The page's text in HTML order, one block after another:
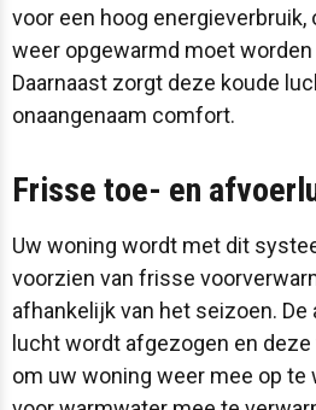
voor een hoog
weer opgewarmd moet
Daarnaast zorgt deze koude
onaangenaam comfort.
Frisse toe- en
Uw woning wordt met dit
voorzien van frisse
afhankelijk van het seizoen.
lucht wordt afgezogen en
om uw woning weer mee op te